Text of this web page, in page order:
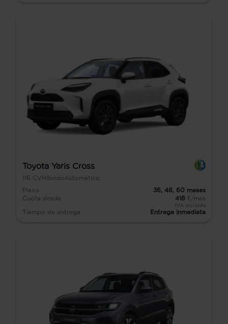
Toyota Yaris Cross
116 CV HíbridoAutomático
Plazo
36, 48, 60 meses
Cuota desde
418 €/mes
IVA incluido
Tiempo de entrega Entrega inmediata